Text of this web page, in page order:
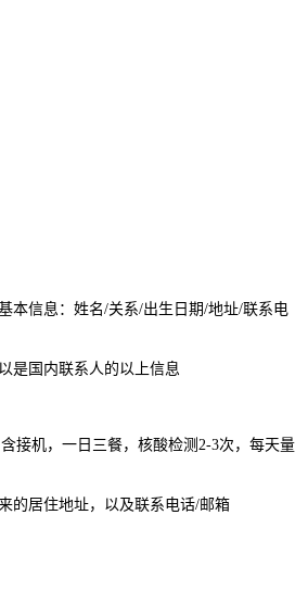
本信息：姓名/关系/出生日期/地址/联系电
是国内联系人的以上信息
接机，一日三餐，核酸检测2-3次，每天量
的居住地址，以及联系电话/邮箱